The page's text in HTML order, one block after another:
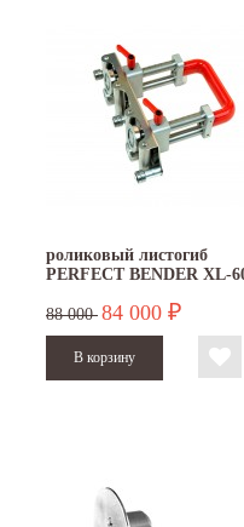
роликовый листогиб
PERFECT BENDER XL-
88 000 84 000 ₽